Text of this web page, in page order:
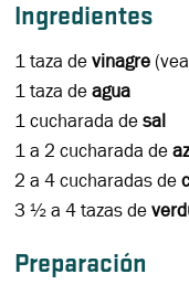
Ingredientes
1 taza devinagre (vea
1 taza deagua
1 cucharada desal
1 a 2 cucharada de
2 a 4 cucharadas de
3 ½ a 4 tazas de
Preparación